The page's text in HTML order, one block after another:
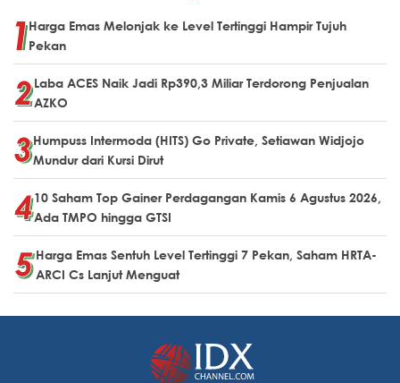
Harga Emas Melonjak ke Level Tertinggi Hampir Tujuh
Pekan
Laba ACES Naik Jadi Rp390,3 Miliar Terdorong Penjualan
AZKO
Humpuss Intermoda (HITS) Go Private, Setiawan Widjojo
Mundur dari Kursi Dirut
10 Saham Top Gainer Perdagangan Kamis 6 Agustus 2026,
Ada TMPO hingga GTSI
Harga Emas Sentuh Level Tertinggi 7 Pekan, Saham HRTA-
ARCI Cs Lanjut Menguat